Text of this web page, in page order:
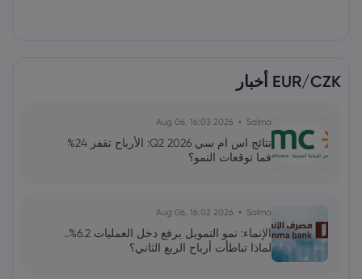
EUR/CZK أخبار
Salma
2026 Aug 06, 16:03
نتائج اس ام سي Q2 2026: الأرباح تقفز 24%
فما توقعات النمو؟
Salma
2026 Aug 06, 16:02
الإنماء: نمو التمويل يرفع دخل العمليات 6.2%..
لماذا تباطأت أرباح الربع الثاني؟